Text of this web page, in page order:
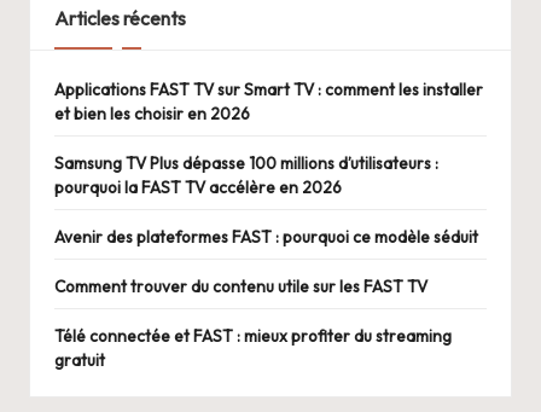
Articles récents
Applications FAST TV sur Smart TV : comment les installer
et bien les choisir en 2026
Samsung TV Plus dépasse 100 millions d’utilisateurs :
pourquoi la FAST TV accélère en 2026
Avenir des plateformes FAST : pourquoi ce modèle séduit
Comment trouver du contenu utile sur les FAST TV
Télé connectée et FAST : mieux profiter du streaming
gratuit